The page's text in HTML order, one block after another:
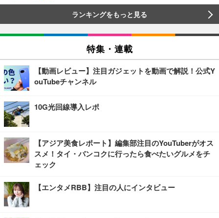
ランキングをもっと見る
特集・連載
【動画レビュー】注目ガジェットを動画で解説！公式Y
ouTubeチャンネル
10G光回線導入レポ
【アジア美食レポート】編集部注目のYouTuberがオス
スメ！タイ・バンコクに行ったら食べたいグルメをチ
ェック
【エンタメRBB】注目の人にインタビュー